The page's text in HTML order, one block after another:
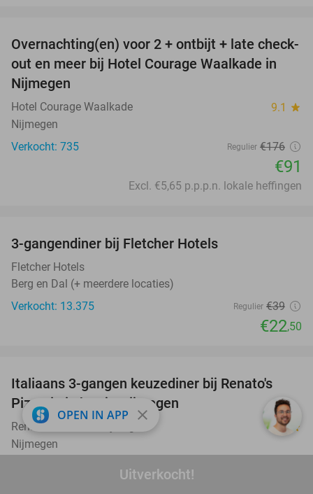
Uitverkocht!
48%
Overnachting(en) voor 2 + ontbijt + late check-
out en meer bij Hotel Courage Waalkade in
Nijmegen
Hotel Courage Waalkade 9.1 star
Nijmegen
Verkocht: 735
Regulier €176
€91
Excl. €5,65 p.p.p.n. lokale heffingen
3-gangendiner bij Fletcher Hotels
Fletcher Hotels
Berg en Dal (+ meerdere locaties)
Verkocht: 13.375
Regulier €39
€22,50
31%
Italiaans 3-gangen keuzediner bij Renato's
Pizzeria in hartje Nijmegen
Renato´s Pizzeria Nijmegen 9.8 star
Nijmegen
OPEN IN APP close